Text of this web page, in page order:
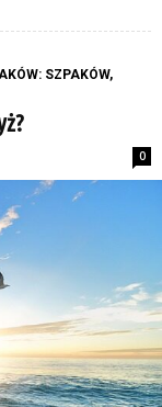
SZPAKÓW,
0